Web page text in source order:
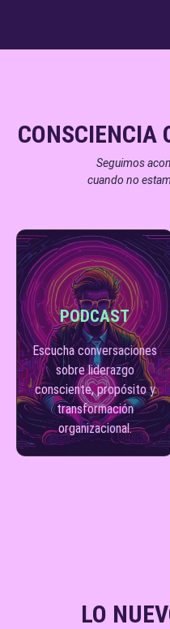
CONSCIENCIA
Seguimos
cuando no
PODCAST
Escucha conversaciones
sobre liderazgo
consciente, propósito y
transformación
organizacional.
ESCUCHAR
AHORA
LO